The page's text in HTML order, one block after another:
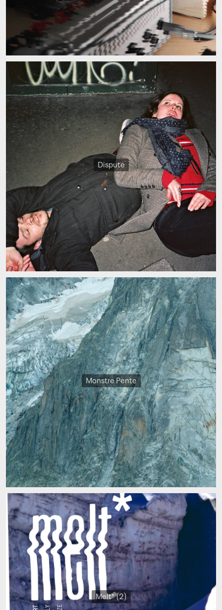
Dispute
Monstre Pente
Melt* (2)